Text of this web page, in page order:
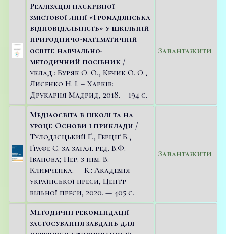
Реалізація наскрізної
змістової лінії «Громадянська
відповідальність» у шкільній
природничо-математичній
освіті: навчально-
методичний посібник /
уклад.: Буряк О. О., Кечик О. О.,
Лисенко Н. І. – Харків:
Друкарня Мадрид, 2018. – 194 c.
Завантажити
Медіаосвіта в школі та на
уроці: Основи і приклади /
Тулодзєцький Ґ., Герціґ Б.,
Ґрафе С. за загал. ред. В.Ф.
Іванова; Пер. з нім. В.
Климченка. — К.: Академія
української преси, Центр
вільної преси, 2020. — 405 с.
Завантажити
Методичні рекомендації
застосування завдань для